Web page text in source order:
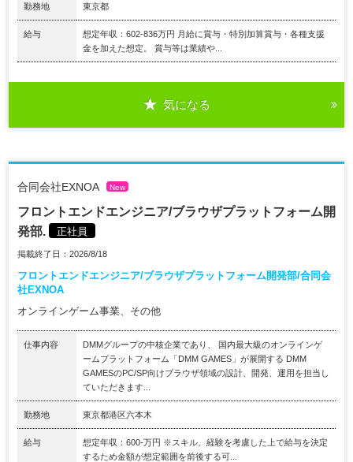
勤務地 東京都
給与
想定年収：602-836万円 月給に賞与・特別加算賞与・各種支援
金を加えた想定。 賞与等は業績や...
気になる
合同会社EXNOA New
フロントエンドエンジニア/ブラウザプラットフォーム開
発部.
正社員
掲載終了日：2026/8/18
フロントエンドエンジニア/ブラウザプラットフォーム開発部/合同会
社EXNOA
オンラインゲーム事業、その他
仕事内容
DMMグループの中核企業であり、 国内最大級のオンラインゲ
ームプラットフォーム「DMM GAMES」が展開する DMM
GAMESのPC/SP向けブラウザ領域の設計、開発、運用を担当し
ていただきます...
勤務地 東京都港区六本木
給与
想定年収：600-万円 ※スキル、経験を考慮した上で給与を決定
するため金額が想定範囲を前後する可...